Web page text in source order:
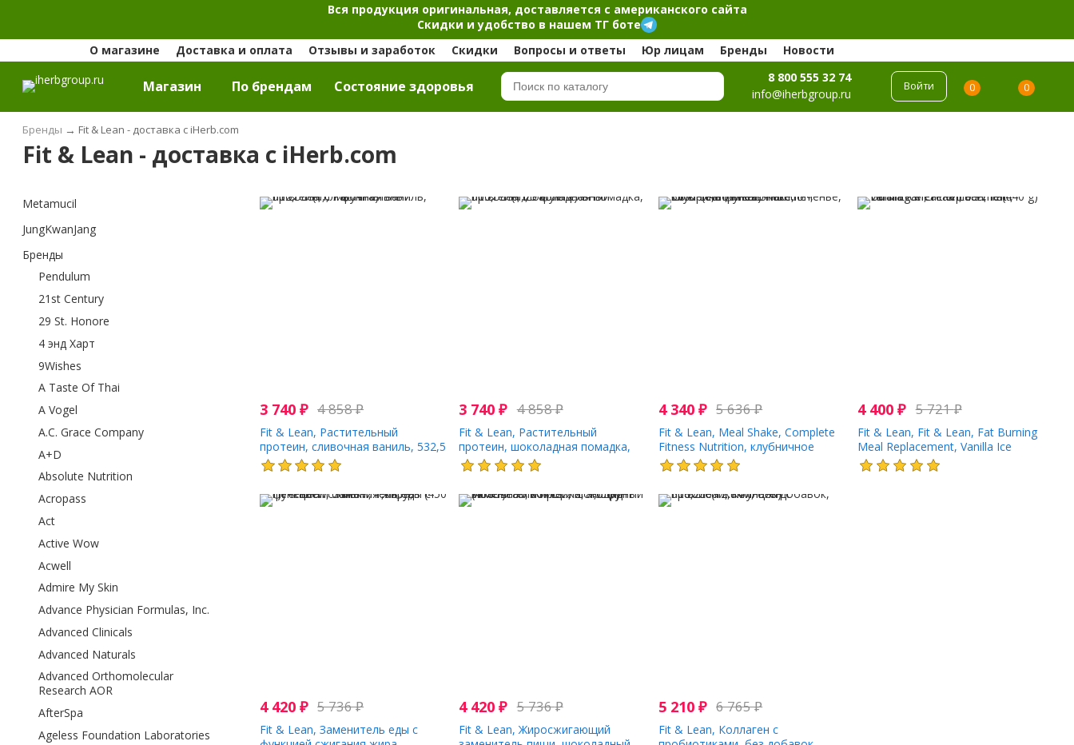
Вся продукция оригинальная, доставляется с американского сайта
Скидки и удобство в нашем ТГ боте
О магазине
Доставка и оплата Отзывы и заработок Скидки Вопросы и ответы Юр лицам Бренды Новости
Магазин По брендам Cостояние здоровья
8 800 555 32 74
info@iherbgroup.ru
Войти 0 0
Бренды → Fit & Lean - доставка с iHerb.com
Fit & Lean - доставка с iHerb.com
Metamucil
JungKwanJang
Бренды
Pendulum
21st Century
29 St. Honore
4 энд Харт
9Wishes
A Taste Of Thai
A Vogel
A.C. Grace Company
A+D
Absolute Nutrition
Acropass
Act
Active Wow
Acwell
Admire My Skin
Advance Physician Formulas, Inc.
Advanced Clinicals
Advanced Naturals
Advanced Orthomolecular
Research AOR
AfterSpa
Ageless Foundation Laboratories
3 740 ₽ 4 858₽
Fit & Lean, Растительный
протеин, сливочная ваниль, 532,5
г (1,17 фунта)
3 740₽ 4 858₽
Fit & Lean, Растительный
протеин, шоколадная помадка,
565,5 г (1,25 фунта)
4 340 ₽ 5 636₽
Fit & Lean, Meal Shake, Complete
Fitness Nutrition, клубничное
песочное печенье, 365 г (0,8
фунта)
4 400₽ 5 721₽
Fit & Lean, Fit & Lean, Fat Burning
Meal Replacement, Vanilla Ice
Cream, 0.97 lb (440 g)
4 420 ₽ 5 736₽
Fit & Lean, Заменитель еды с
4 420₽ 5 736₽
Fit & Lean, Жиросжигающий
5 210 ₽ 6 765₽
Fit & Lean, Коллаген с